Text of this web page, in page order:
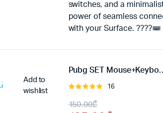
switches, and a
power of seamless
with your Surface. ????
Add to
wishlist
Pubg SET
შეფასება
დან
16
150.00₾
Original
Current